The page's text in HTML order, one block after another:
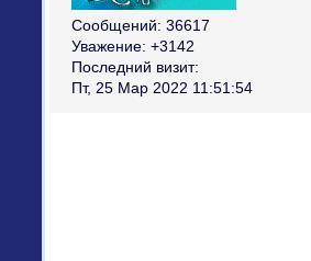
Сообщений: 36617
Уважение: +3142
Последний визит:
Пт, 25 Мар 2022 11:51:54